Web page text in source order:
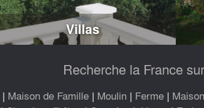
Villas
Recherche la France
| Maison de Famille | Moulin | Ferme |